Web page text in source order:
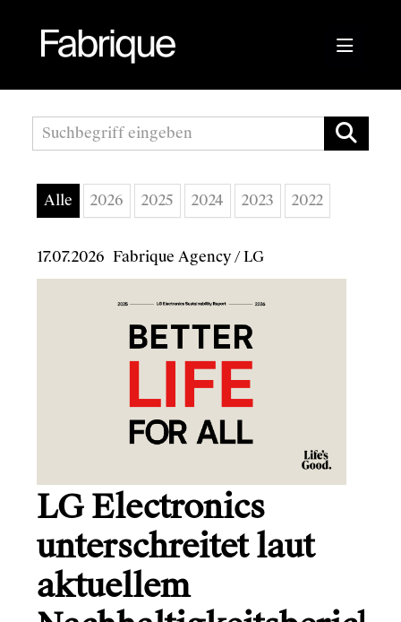
Pressemitteilungen
Fabrique Agency
Kwizda APOScout
Bioblo
Wirtschaftskammer Österreich
Austrian Audio
Gründerio
Canal+
Learning Hospital
Friends in Flats
LG
Monsterfreunde
Alle 2026 2025 2024 2023 2022
17.07.2026 Fabrique Agency/LG
LG Electronics
unterschreitet laut
aktuellem